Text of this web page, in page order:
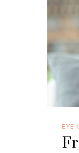
EYE-